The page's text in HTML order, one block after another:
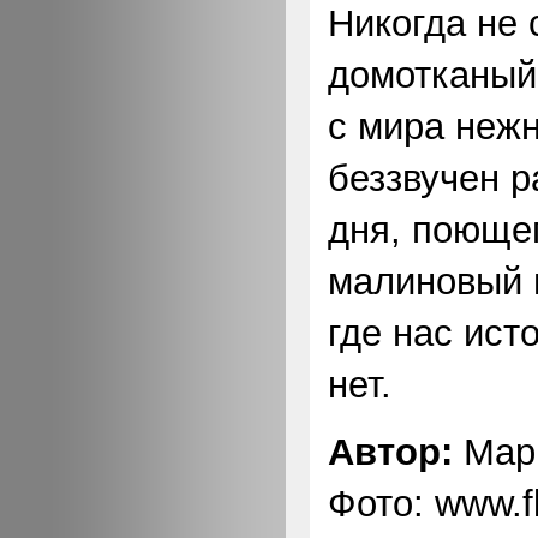
Никогда не
с мира
беззвучен
дня,
малиновый
где нас
нет.
Автор:
Фото: